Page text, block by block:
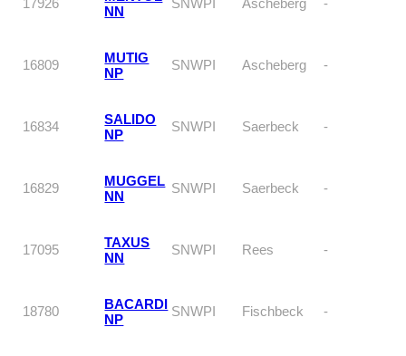
NN
16809
MUTIG
NP
SNWPI Ascheberg -
16834
SALIDO
NP
SNWPI Saerbeck -
16829
MUGGEL
NN
SNWPI Saerbeck -
17095
TAXUS
NN
SNWPI Rees -
18780
BACARDI
NP
SNWPI Fischbeck -